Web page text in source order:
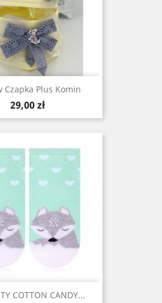
Czapka Plus Komin
Cena
29,00 zł
COTTON CANDY...